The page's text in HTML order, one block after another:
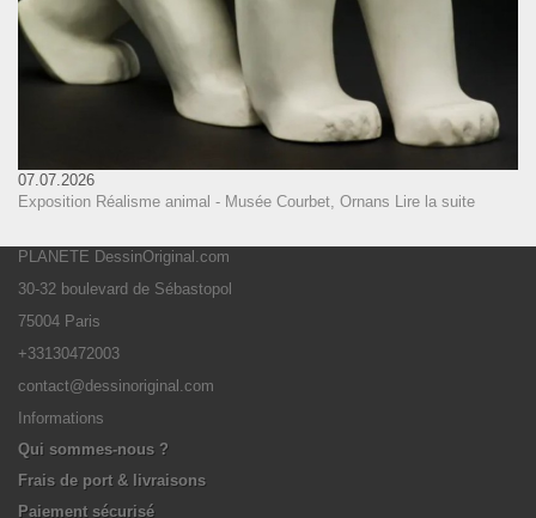
07.07.2026
Exposition Réalisme animal - Musée Courbet, Ornans
Lire la suite
PLANETE DessinOriginal.com
30-32 boulevard de Sébastopol
75004 Paris
+33130472003
contact@dessinoriginal.com
Informations
Qui sommes-nous ?
Frais de port & livraisons
Paiement sécurisé